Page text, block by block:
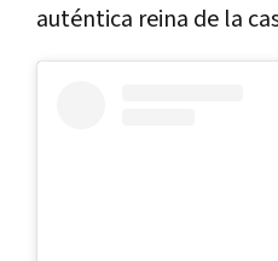
auténtica reina de la